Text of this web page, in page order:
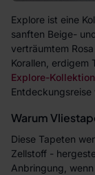
Explore ist eine
sanften Beige-
verträumtem
Korallen, erdigem
Explore-Kollektion
Warum
Diese Tapeten
Zellstoff -
Anbringung,